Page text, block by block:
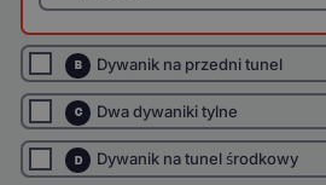
B Dywanik na przedni tunel
C Dwa dywaniki tylne
D Dywanik na tunel środkowy